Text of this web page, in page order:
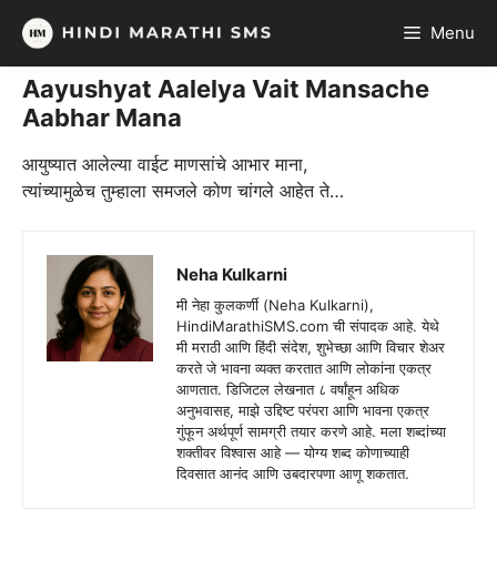
Skip
content
Menu
Aayushyat Aalelya Vait Mansache
Aabhar Mana
आयुष्यात आलेल्या वाईट माणसांचे आभार माना,
त्यांच्यामुळेच तुम्हाला समजले कोण चांगले आहेत ते…
Neha Kulkarni
मी नेहा कुलकर्णी (Neha Kulkarni),
HindiMarathiSMS.com ची संपादक आहे. येथे
मी मराठी आणि हिंदी संदेश, शुभेच्छा आणि विचार शेअर
करते जे भावना व्यक्त करतात आणि लोकांना एकत्र
आणतात. डिजिटल लेखनात ८ वर्षांहून अधिक
अनुभवासह, माझे उद्दिष्ट परंपरा आणि भावना एकत्र
गुंफून अर्थपूर्ण सामग्री तयार करणे आहे. मला शब्दांच्या
शक्तीवर विश्वास आहे — योग्य शब्द कोणाच्याही
दिवसात आनंद आणि उबदारपणा आणू शकतात.